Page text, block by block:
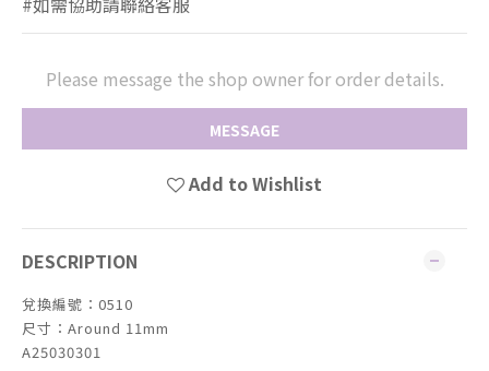
Please message the shop owner for order details.
MESSAGE
Add to Wishlist
DESCRIPTION
兌換編號：0510
尺寸：Around 11mm
A25030301